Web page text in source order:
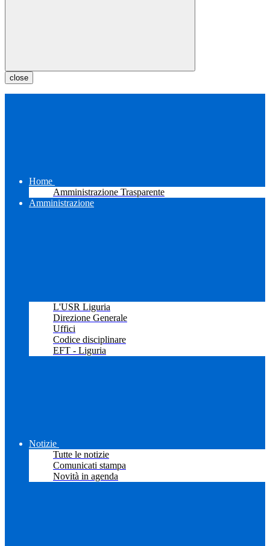
close
Home
Amministrazione Trasparente
Amministrazione
L'USR Liguria
Direzione Generale
Uffici
Codice disciplinare
EFT - Liguria
Notizie
Tutte le notizie
Comunicati stampa
Novità in agenda